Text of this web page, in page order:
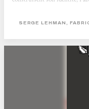
sur le continent européen au
SERGE LEHMAN,